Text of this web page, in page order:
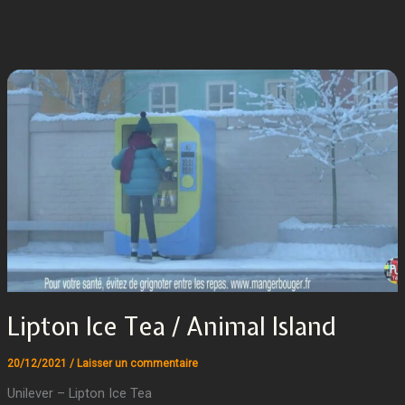
Lipton Ice Tea / Animal Island
20/12/2021 / Laisser un commentaire
Unilever – Lipton Ice Tea